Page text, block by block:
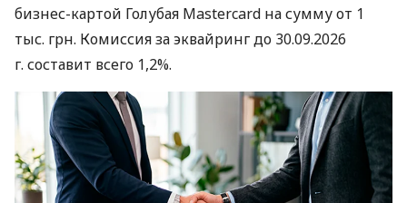
бизнес-картой Голубая Mastercard на сумму от 1
тыс. грн. Комиссия за эквайринг до 30.09.2026
г. составит всего 1,2%.